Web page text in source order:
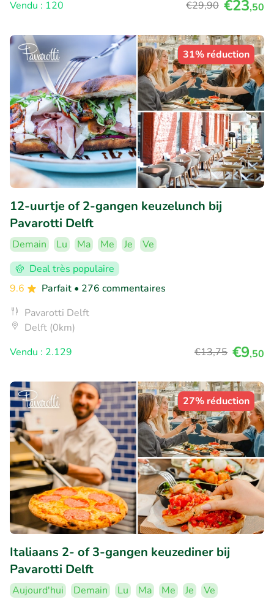
Vendu : 120
€29,90 €23,50
31% réduction
12-uurtje of 2-gangen keuzelunch bij
Pavarotti Delft
Demain Lu Ma Me Je
Ve
Deal très populaire
9.6
Parfait • 276 commentaires
Pavarotti Delft
Delft (0km)
Vendu : 2.129
€13,75 €9,50
27% réduction
Italiaans 2- of 3-gangen keuzediner bij
Pavarotti Delft
Aujourd'hui Demain Lu Ma Me Je
Ve